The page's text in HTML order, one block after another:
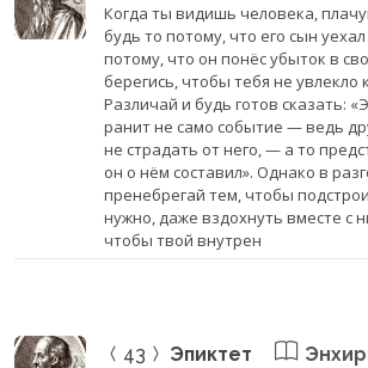
Когда ты видишь человека,
будь то потому, что его сын
потому, что он понёс убыток в
берегись, чтобы тебя не увлекло
Различай и будь готов сказать:
ранит не само событие — ведь
не страдать от него, — а то
он о нём составил». Однако в
пренебрегай тем, чтобы
нужно, даже вздохнуть вместе с
чтобы твой внутрен
43 Эпиктет